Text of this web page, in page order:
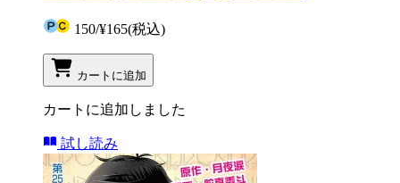
150/¥165(税込)
カートに追加
カートに追加しました
試し読み